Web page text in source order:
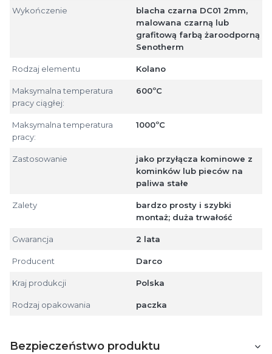
Wykończenie
blacha czarna DC01 2mm,
malowana czarną lub
grafitową farbą żaroodporną
Senotherm
Rodzaj elementu Kolano
Maksymalna temperatura
pracy ciągłej:
600ºC
Maksymalna temperatura
pracy:
1000ºC
Zastosowanie
jako przyłącza kominowe z
kominków lub pieców na
paliwa stałe
Zalety
bardzo prosty i szybki
montaż; duża trwałość
Gwarancja 2 lata
Producent Darco
Kraj produkcji Polska
Rodzaj opakowania paczka
Bezpieczeństwo produktu